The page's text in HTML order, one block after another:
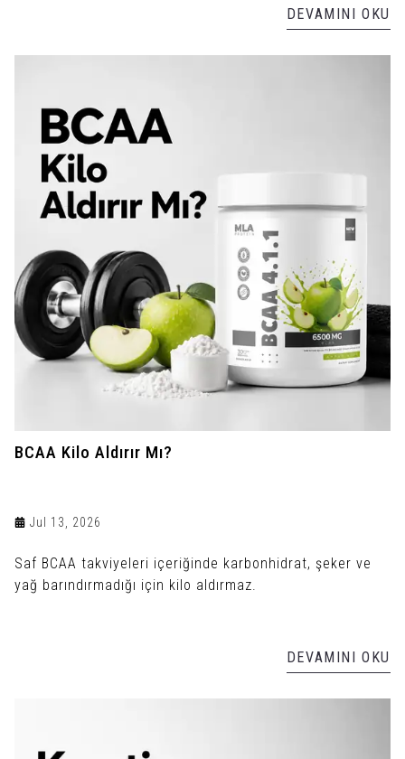
DEVAMINI OKU
BCAA Kilo Aldırır Mı?
Jul 13, 2026
Saf BCAA takviyeleri içeriğinde karbonhidrat, şeker ve
yağ barındırmadığı için kilo aldırmaz.
DEVAMINI OKU